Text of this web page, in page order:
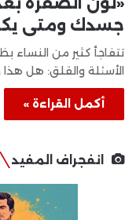
جسدك ومتى
تتفاجأ كثير من النساء
الأسئلة والقلق: هل
أكمل القراءة »
انفجراف المفيد